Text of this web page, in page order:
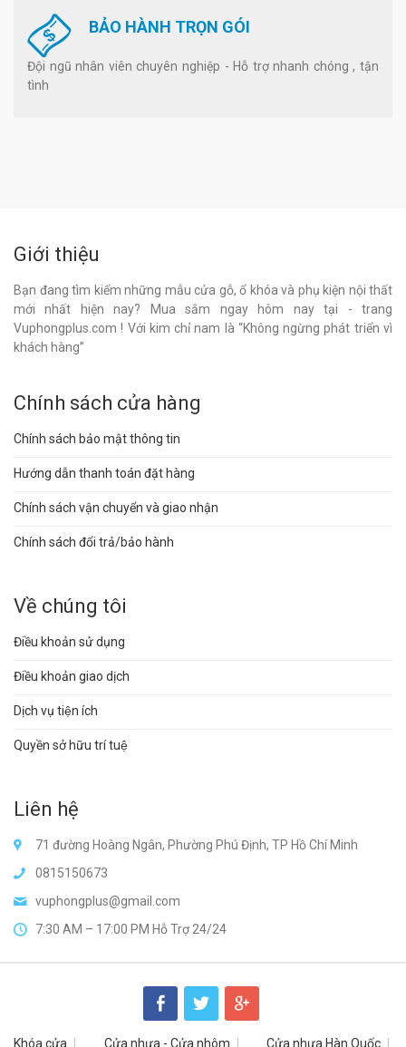
BẢO HÀNH TRỌN GÓI
Đội ngũ nhân viên chuyên nghiệp - Hỗ trợ nhanh chóng , tận
tình
Giới thiệu
Bạn đang tìm kiếm những mẫu cửa gỗ, ổ khóa và phụ kiện nội thất
mới nhất hiện nay? Mua sắm ngay hôm nay tại - trang
Vuphongplus.com ! Với kim chỉ nam là “Không ngừng phát triển vì
khách hàng”
Chính sách cửa hàng
Chính sách bảo mật thông tin
Hướng dẫn thanh toán đặt hàng
Chính sách vận chuyển và giao nhận
Chính sách đổi trả/bảo hành
Về chúng tôi
Điều khoản sử dụng
Điều khoản giao dịch
Dịch vụ tiện ích
Quyền sở hữu trí tuệ
Liên hệ
71 đường Hoàng Ngân, Phường Phú Định, TP Hồ Chí Minh
0815150673
vuphongplus@gmail.com
7:30 AM – 17:00 PM Hỗ Trợ 24/24
Khóa cửa Cửa nhựa - Cửa nhôm Cửa nhựa Hàn Quốc